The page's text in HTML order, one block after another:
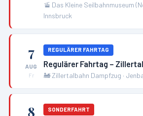
🚡 Das Kleine Seilbahnmuseum
Innsbruck
7
AUG
Fr
REGULÄRER FAHRTAG
Regulärer Fahrtag –
🚂Zillertalbahn Dampfzug ·
8 SONDERFAHRT